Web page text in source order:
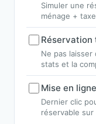
Simuler une
ménage +
Ne pas
stats et la
Mise en
Dernier clic
réservable